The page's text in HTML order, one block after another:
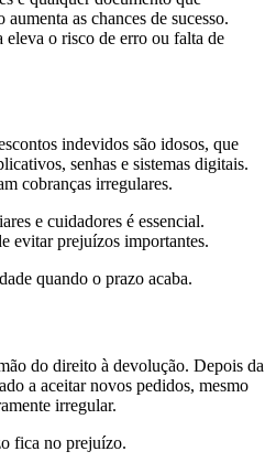
as chances de sucesso.
o risco de erro ou falta de
indevidos são idosos, que
senhas e sistemas digitais.
cobranças irregulares.
e cuidadores é essencial.
evitar prejuízos importantes.
quando o prazo acaba.
do direito à devolução. Depois da
a aceitar novos pedidos, mesmo
irregular.
fica no prejuízo.